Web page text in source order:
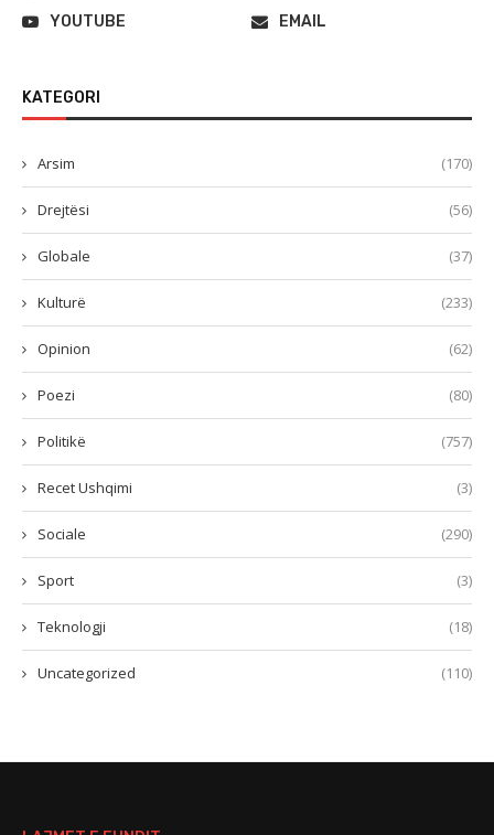
YOUTUBE
EMAIL
KATEGORI
Arsim (170)
Drejtësi (56)
Globale (37)
Kulturë (233)
Opinion (62)
Poezi (80)
Politikë (757)
Recet Ushqimi (3)
Sociale (290)
Sport (3)
Teknologji (18)
Uncategorized (110)